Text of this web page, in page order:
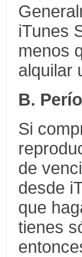
iTunes
menos
alquilar
B.
Si
de
desde
que
tienes